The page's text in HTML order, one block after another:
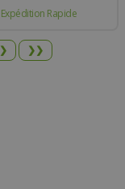
Expédition Rapide
❯ ❯❯